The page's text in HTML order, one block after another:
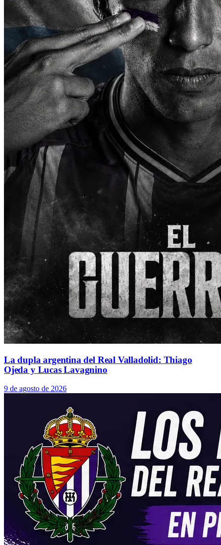
La dupla argentina del Real Valladolid: Thiago
Ojeda y Lucas Lavagnino
9 de agosto de 2026